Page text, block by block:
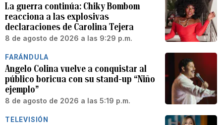
La guerra continúa: Chiky Bombom
reacciona a las explosivas
declaraciones de Carolina Tejera
8 de agosto de 2026 a las 9:29 p.m.
FARÁNDULA
Angelo Colina vuelve a conquistar al
público boricua con su stand-up “Niño
ejemplo”
8 de agosto de 2026 a las 5:19 p.m.
TELEVISIÓN